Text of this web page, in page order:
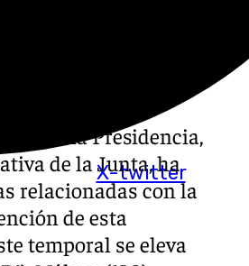
X-twitter
de la Presidencia,
de la Junta, ha
relacionadas con la
de esta
temporal se eleva